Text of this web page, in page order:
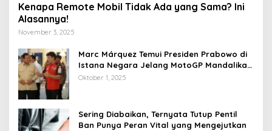
Kenapa Remote Mobil Tidak Ada yang Sama? Ini
Alasannya!
November 3, 2025
Marc Márquez Temui Presiden Prabowo di
Istana Negara Jelang MotoGP Mandalika
2025
Oktober 1, 2025
Sering Diabaikan, Ternyata Tutup Pentil
Ban Punya Peran Vital yang Mengejutkan